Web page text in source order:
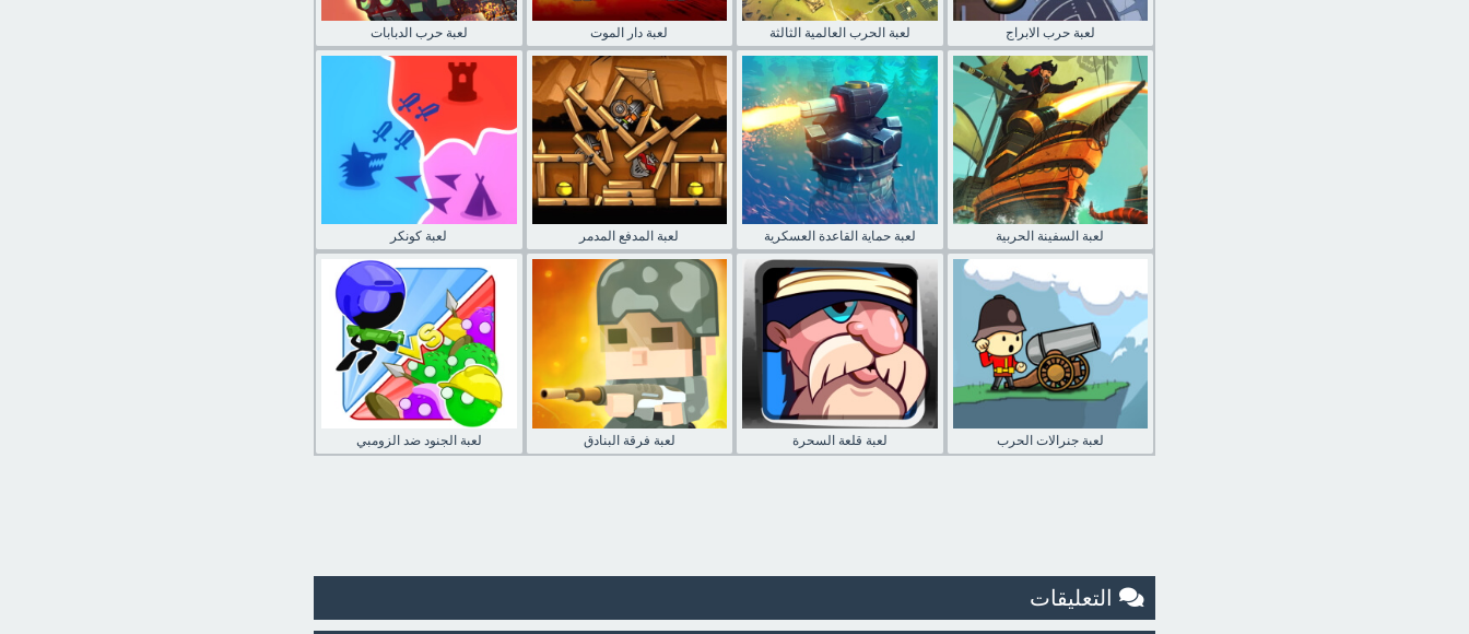
لعبة حرب الدبابات لعبة دار الموت لعبة الحرب العالمية الثالثة لعبة حرب الابراج
لعبة كونكر لعبة المدفع المدمر لعبة حماية القاعدة العسكرية لعبة السفينة الحربية
لعبة الجنود ضد الزومبي لعبة فرقة البنادق لعبة قلعة السحرة لعبة جنرالات الحرب
التعليقات